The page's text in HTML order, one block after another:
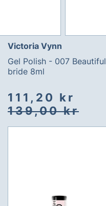
Victoria Vynn
Gel Polish - 007 Beautiful
bride 8ml
Spesialpris
111,20 kr
139,00 kr